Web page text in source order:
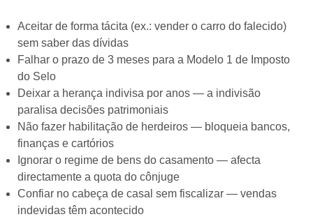
Aceitar de forma tácita (ex.: vender o carro do falecido)
sem saber das dívidas
Falhar o prazo de 3 meses para a Modelo 1 de Imposto
do Selo
Deixar a herança indivisa por anos — a indivisão
paralisa decisões patrimoniais
Não fazer habilitação de herdeiros — bloqueia bancos,
finanças e cartórios
Ignorar o regime de bens do casamento — afecta
directamente a quota do cônjuge
Confiar no cabeça de casal sem fiscalizar — vendas
indevidas têm acontecido